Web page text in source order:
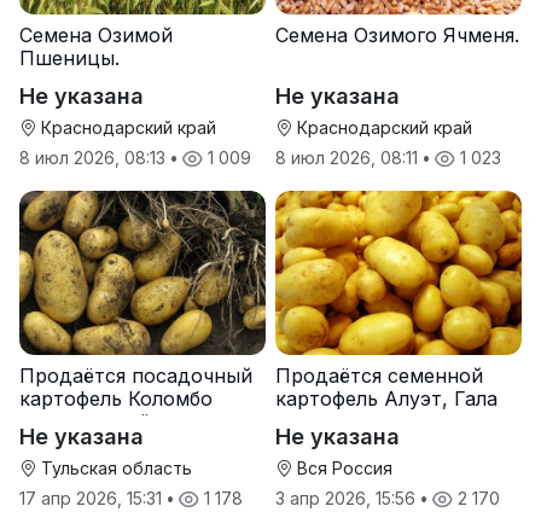
Семена Озимой
Пшеницы.
Не указана
Краснодарский край
8 июл 2026, 08:13 • 1 009
Семена Озимого Ячменя.
Не указана
Краснодарский край
8 июл 2026, 08:11 • 1 023
Продаётся посадочный
картофель Коломбо
оптом от трёх тонн
Не указана
Тульская область
17 апр 2026, 15:31 • 1 178
Продаётся семенной
картофель Алуэт, Гала
Не указана
Вся Россия
3 апр 2026, 15:56 • 2 170